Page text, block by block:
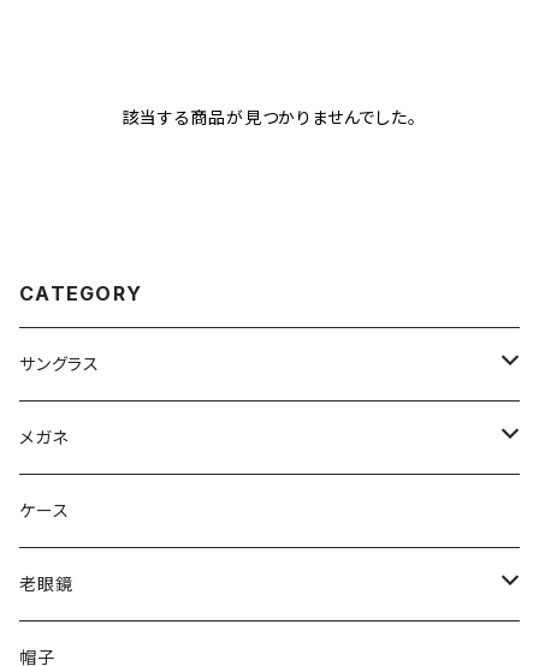
該当する商品が見つかりませんでした。
CATEGORY
サングラス
Ray-Ban レイバン
gucci グッチ
VivienneWestwood ヴィヴィアン
PAGE BOY ページボーイ
メガネ
Ray-Ban レイバン
gucci グッチ
VivienneWestwood ヴィヴィアン
ケース
老眼鏡
エッシェンバッハ Eschenbach
帽子